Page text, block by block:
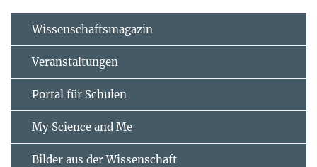
Wissenschaftsmagazin
Veranstaltungen
Portal für Schulen
My Science and Me
Bilder aus der Wissenschaft